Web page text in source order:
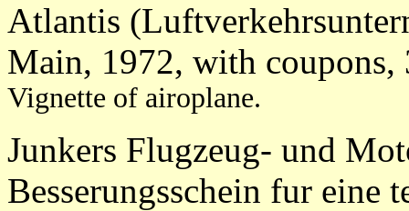
Atlantis
Main, 1972, with coupons,
Vignette of airoplane.
Junkers Flugzeug- und
Besserungsschein fur eine